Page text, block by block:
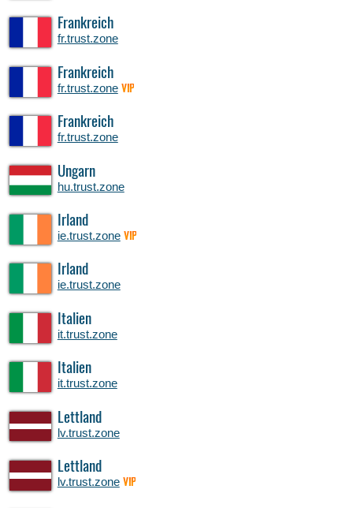
Frankreich
fr.trust.zone
Frankreich
fr.trust.zone VIP
Frankreich
fr.trust.zone
Ungarn
hu.trust.zone
Irland
ie.trust.zone VIP
Irland
ie.trust.zone
Italien
it.trust.zone
Italien
it.trust.zone
Lettland
lv.trust.zone
Lettland
lv.trust.zone VIP